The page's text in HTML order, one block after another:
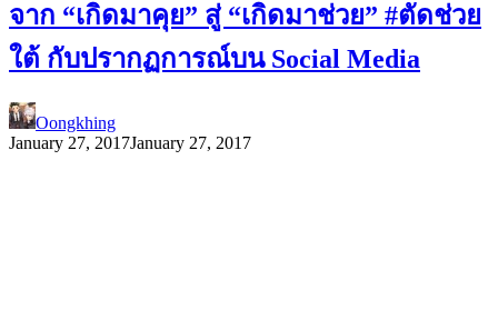
จาก “เกิดมาคุย” สู่ “เกิดมาช่วย” #ตัดช่วย
ใต้ กับปรากฏการณ์บน Social Media
Oongkhing
January 27, 2017January 27, 2017